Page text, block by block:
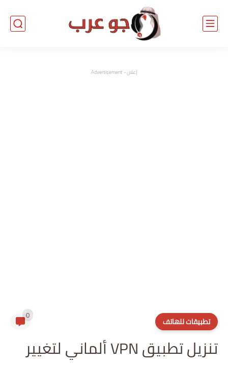
إعلان - Advertisement
تطبيقات للهاتف 0
تنزيل تطبيق VPN ألماني لتغيير